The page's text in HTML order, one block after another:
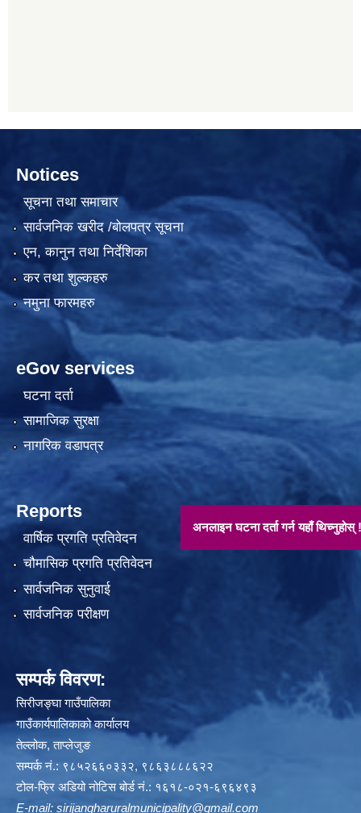
अनलाइन घटना दर्ता गर्न यहाँ थिच्नुहोस् !!
Notices
सूचना तथा समाचार
सार्वजनिक खरीद /बोलपत्र सूचना
एन, कानुन तथा निर्देशिका
कर तथा शुल्कहरु
नमुना फारमहरु
eGov services
घटना दर्ता
सामाजिक सुरक्षा
नागरिक वडापत्र
Reports
वार्षिक प्रगति प्रतिवेदन
चौमासिक प्रगति प्रतिवेदन
सार्वजनिक सुनुवाई
सार्वजनिक परीक्षण
सम्पर्क विवरण:
सिरीजङ्घा गाउँपालिका
गाउँकार्यपालिकाको कार्यालय
तेल्लोक, ताप्लेजुङ
सम्पर्क नं.: ९८५२६६०३३२, ९८६३८८८६२२
टोल-फ्रि अडियो नोटिस बोर्ड नं.: १६१८-०२१-६९६४९३
E-mail: sirijangharuralmunicipality@gmail.com